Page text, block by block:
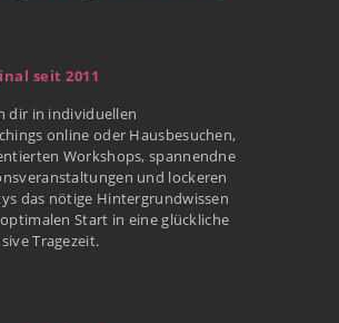
seit 2011
dir in individuellen
online oder Hausbesuchen,
Workshops, spannendne
und lockeren
das nötige Hintergrundwissen
Start in eine glückliche
Tragezeit.